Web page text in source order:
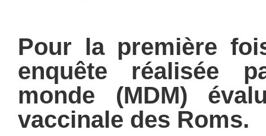
Pour la première
enquête réalisée
monde (MDM)
vaccinale des Roms.